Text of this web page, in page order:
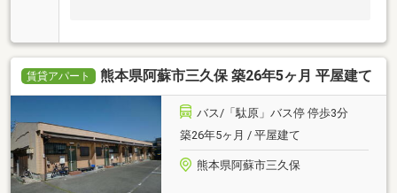
賃貸アパート 熊本県阿蘇市三久保 築26年5ヶ月 平屋建て
バス/「駄原」バス停 停歩3分
築26年5ヶ月 / 平屋建て
熊本県阿蘇市三久保